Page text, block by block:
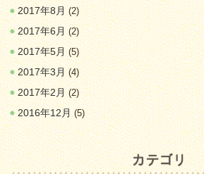
2017年8月(2)
2017年6月(2)
2017年5月(5)
2017年3月(4)
2017年2月(2)
2016年12月(5)